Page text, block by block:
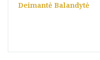
Deimantė Balandytė